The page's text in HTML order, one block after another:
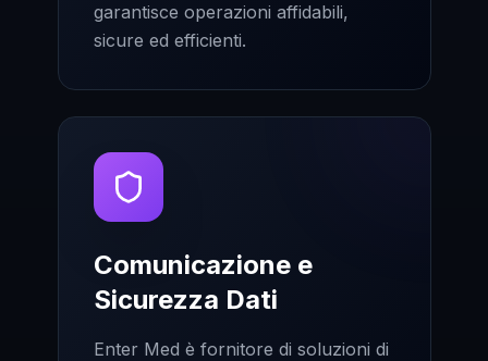
garantisce operazioni affidabili,
sicure ed efficienti.
Comunicazione e
Sicurezza Dati
Enter Med è fornitore di soluzioni di